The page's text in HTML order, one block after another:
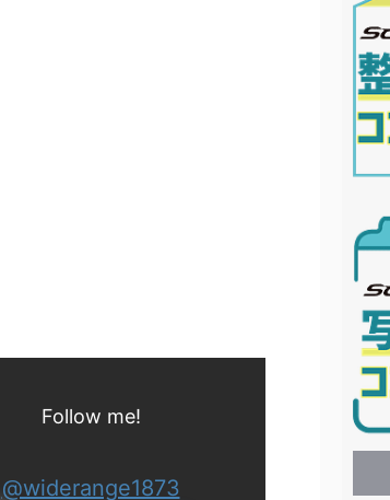
Follow me!
@widerange1873